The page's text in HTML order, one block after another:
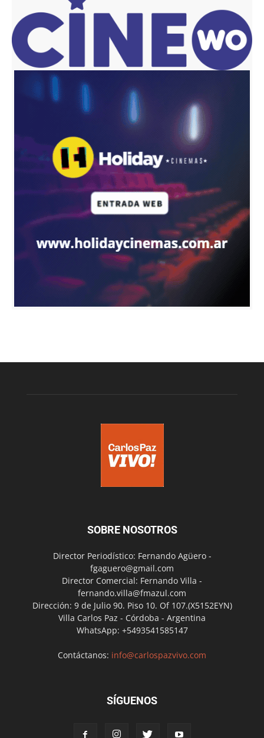
SOBRE NOSOTROS
Director Periodístico: Fernando Agüero -
fgaguero@gmail.com
Director Comercial: Fernando Villa -
fernando.villa@fmazul.com
Dirección: 9 de Julio 90. Piso 10. Of 107.(X5152EYN)
Villa Carlos Paz - Córdoba - Argentina
WhatsApp: +5493541585147
Contáctanos: info@carlospazvivo.com
SÍGUENOS